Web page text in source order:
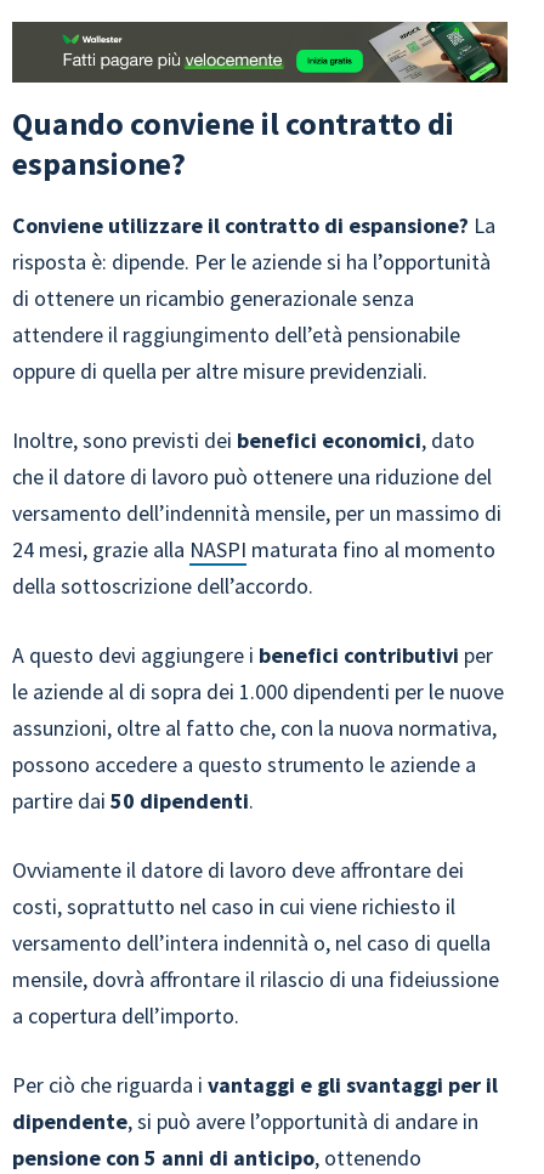
Quando conviene il contratto di
espansione?
Conviene utilizzare il contratto di espansione? La
risposta è: dipende. Per le aziende si ha l’opportunità
di ottenere un ricambio generazionale senza
attendere il raggiungimento dell’età pensionabile
oppure di quella per altre misure previdenziali.
Inoltre, sono previsti dei benefici economici, dato
che il datore di lavoro può ottenere una riduzione del
versamento dell’indennità mensile, per un massimo di
24 mesi, grazie alla NASPI maturata fino al momento
della sottoscrizione dell’accordo.
A questo devi aggiungere i benefici contributivi per
le aziende al di sopra dei 1.000 dipendenti per le nuove
assunzioni, oltre al fatto che, con la nuova normativa,
possono accedere a questo strumento le aziende a
partire dai 50 dipendenti.
Ovviamente il datore di lavoro deve affrontare dei
costi, soprattutto nel caso in cui viene richiesto il
versamento dell’intera indennità o, nel caso di quella
mensile, dovrà affrontare il rilascio di una fideiussione
a copertura dell’importo.
Per ciò che riguarda i vantaggi e gli svantaggi per il
dipendente, si può avere l’opportunità di andare in
pensione con 5 anni di anticipo, ottenendo